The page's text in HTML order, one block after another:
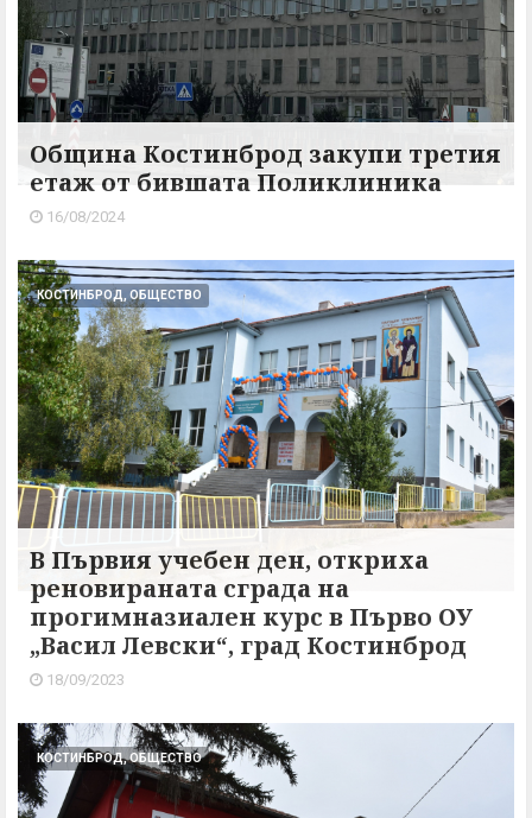
Община Костинброд закупи третия
етаж от бившата Поликлиника
16/08/2024
КОСТИНБРОД, ОБЩЕСТВО
В Първия учебен ден, откриха
реновираната сграда на
прогимназиален курс в Първо ОУ
„Васил Левски“, град Костинброд
18/09/2023
КОСТИНБРОД, ОБЩЕСТВО